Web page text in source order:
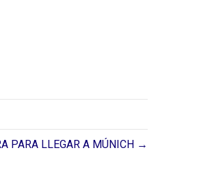
PARA LLEGAR A MÚNICH →